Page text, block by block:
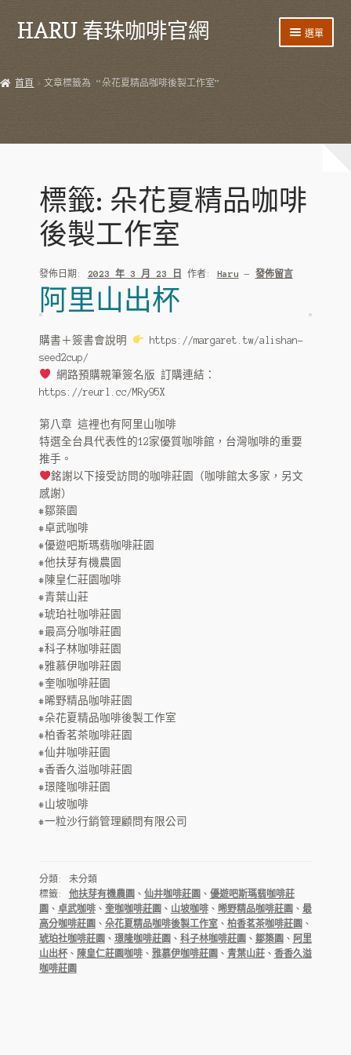
跳
至
覽
跳
至
要
HARU 春珠咖啡官網 選單
阿里山藝伎
阿里山紫葉
阿里山 SL34
阿里山鐵比卡
古坑藝伎
HARU 台灣茶飲
仙草茶
HARU 阿里山高山茶
HARU 玄米茶
HARU 鐵觀音茶
Haru 可可飲
HARU 自家焙煎
烘豆展示
咖啡豆代烘
OEM
ODM
IDM 虛擬烘豆廠
虛擬烘焙工坊
分店
代幣
首頁 文章標籤為 “朵花夏精品咖啡後製工作室”
標籤: 朵花夏精品咖啡
後製工作室
發佈日期: 2023 年 3 月 23 日 作者: Haru — 發佈留言
阿里山出杯
購書＋簽書會說明
https://margaret.tw/alishan-
seed2cup/
網路預購親筆簽名版 訂購連結：
https://reurl.cc/MRy95X
第八章 這裡也有阿里山咖啡
特選全台具代表性的12家優質咖啡館，台灣咖啡的重要
推手。
銘謝以下接受訪問的咖啡莊園（咖啡館太多家，另文
感謝）
#鄒築園
#卓武咖啡
#優遊吧斯瑪翡咖啡莊園
#他扶芽有機農園
#陳皇仁莊園咖啡
#青葉山莊
#琥珀社咖啡莊園
#最高分咖啡莊園
#科子林咖啡莊園
#雅慕伊咖啡莊園
#奎咖咖啡莊園
#晞野精品咖啡莊園
#朵花夏精品咖啡後製工作室
#柏香茗茶咖啡莊園
#仙井咖啡莊園
#香香久溢咖啡莊園
#璟隆咖啡莊園
#山坡咖啡
#一粒沙行銷管理顧問有限公司
分類: 未分類
標籤: 他扶芽有機農園 、 仙井咖啡莊園 、 優遊吧斯瑪翡咖啡莊
園 、 卓武咖啡、 奎咖咖啡莊園 、 山坡咖啡、 晞野精品咖啡莊園 、 最
高分咖啡莊園 、 朵花夏精品咖啡後製工作室、 柏香茗茶咖啡莊園 、
琥珀社咖啡莊園 、 璟隆咖啡莊園 、 科子林咖啡莊園 、 鄒築園 、 阿里
山出杯、 陳皇仁莊園咖啡、 雅慕伊咖啡莊園 、 青葉山莊、 香香久溢
咖啡莊園